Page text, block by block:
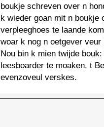
boukje schreven over n
k wieder goan mit n
verpleeghoes te laande
woar k nog n oetgever veur
Nou bin k mien twijde
leesboarder te moaken. t
evenzoveul verskes.